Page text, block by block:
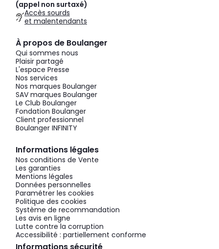
(appel non surtaxé)
Accès sourds
et malentendants
À propos de Boulanger
Qui sommes nous
Plaisir partagé
L'espace Presse
Nos services
Nos marques Boulanger
SAV marques Boulanger
Le Club Boulanger
Fondation Boulanger
Client professionnel
Boulanger INFINITY
Informations légales
Nos conditions de Vente
Les garanties
Mentions légales
Données personnelles
Paramétrer les cookies
Politique des cookies
Système de recommandation
Les avis en ligne
Lutte contre la corruption
Accessibilité : partiellement conforme